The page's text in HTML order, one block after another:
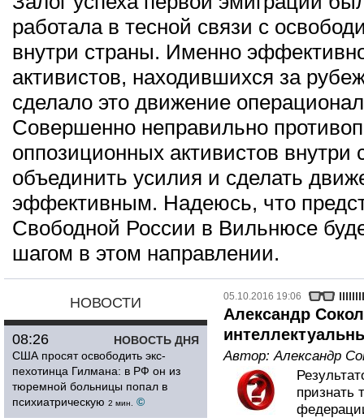
работала в тесной связи с
внутри страны. Именно
активистов, находившихся за
сделало это движение
Совершенно неправильно
оппозиционных активистов внутри
объединить усилия и сделать
эффективным. Надеюсь, что
Свободной России в Вильнюсе
шагом в этом направлении.
НОВОСТИ
НОВОСТЬ ДНЯ
08:26
США просят освободить экс-
пехотинца Гилмана: в РФ он из
тюремной больницы попал в
психиатрическую 2 мин. ©
05.10.2016 19:06
Александр
Автор:Александр
признать